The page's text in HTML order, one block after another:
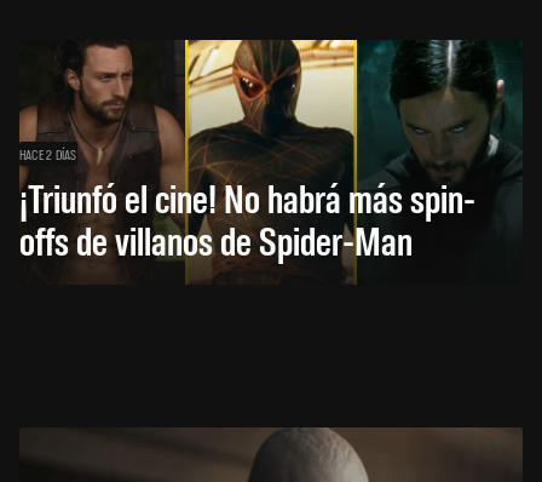
HACE 2 DÍAS
¡Triunfó el cine! No habrá más spin-
offs de villanos de Spider-Man